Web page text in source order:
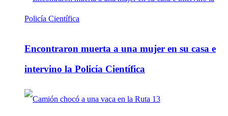
Encontraron muerta a una mujer en su casa e
intervino la Policía Científica